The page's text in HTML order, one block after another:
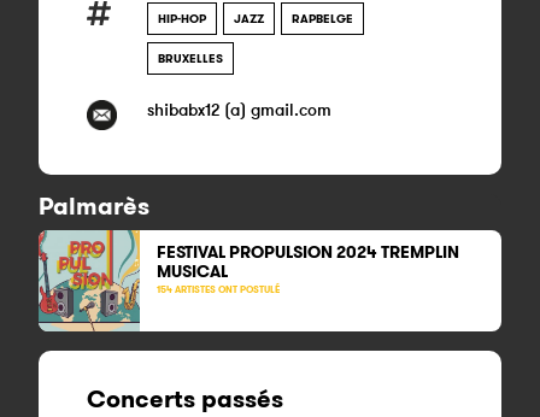
HIP-HOP JAZZ RAPBELGE
BRUXELLES
shibabx12 (a) gmail.com
Palmarès
FESTIVAL PROPULSION 2024 TREMPLIN
MUSICAL
154 ARTISTES ONT POSTULÉ
Concerts passés